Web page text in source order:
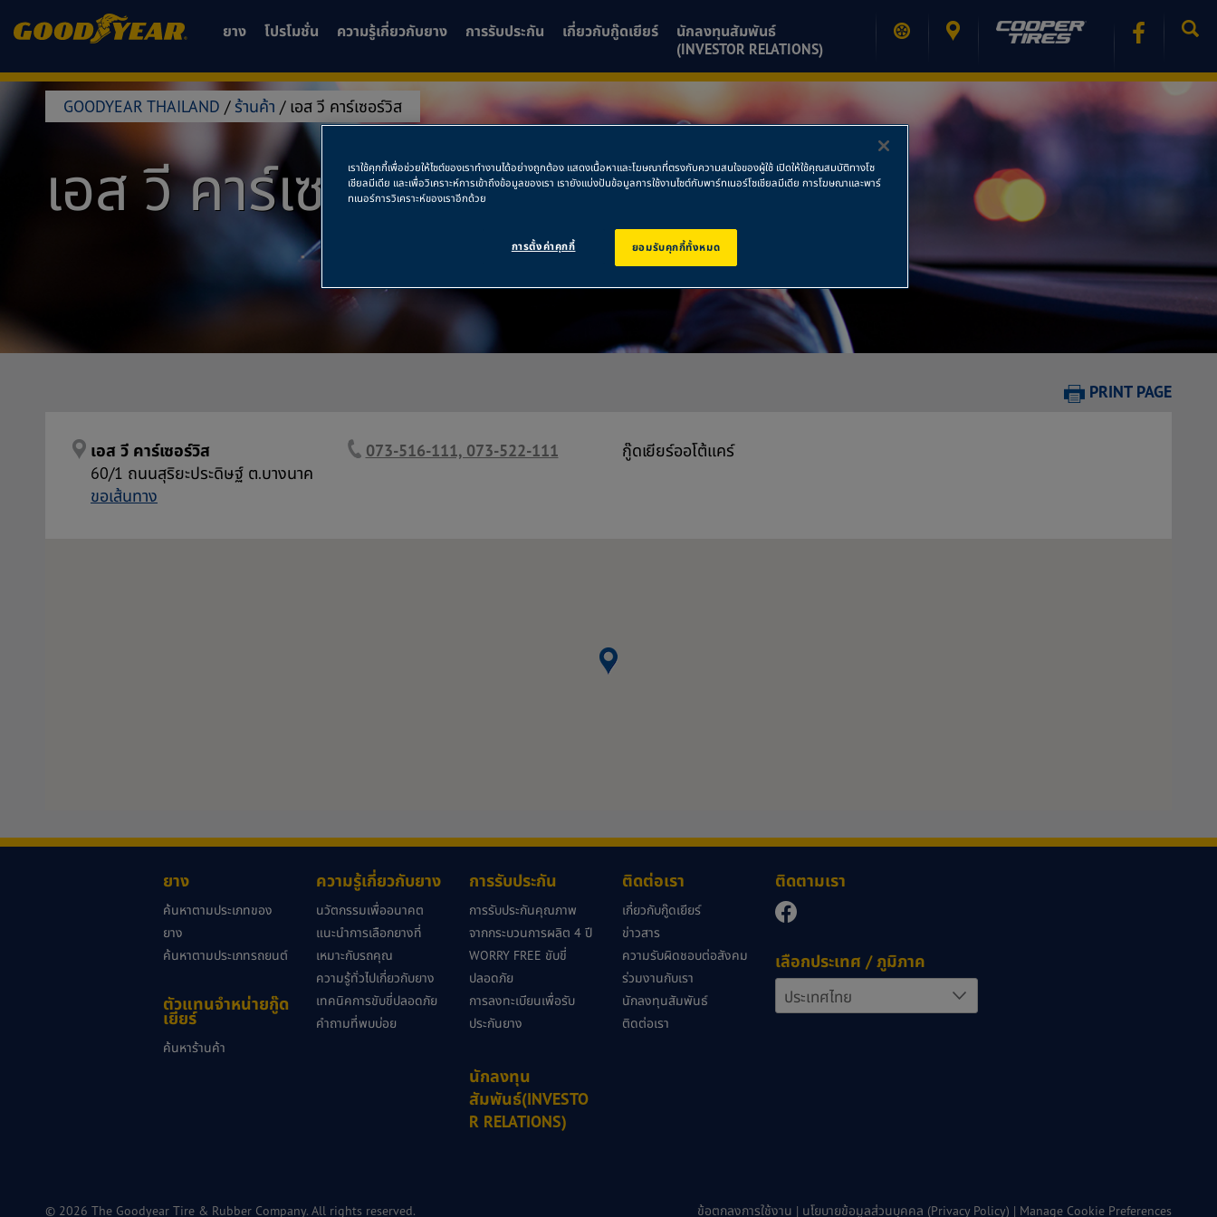
ยาง โปรโมชั่น ความรู้เกี่ยวกับยาง การรับประกัน เกี่ยวกับกู๊ดเยียร์
นักลงทุนสัมพันธ์
(INVESTOR RELATIONS)
GOODYEAR THAILAND / ร้านค้า / เอส วี คาร์เซอร์วิส
เอส วี คาร์เซอร์วิส
PRINT PAGE
เอส วี คาร์เซอร์วิส
60/1 ถนนสุริยะประดิษฐ์ ต.บางนาค
ขอเส้นทาง
073-516-111, 073-522-111 กู๊ดเยียร์ออโต้แคร์
ยาง
ค้นหาตามประเภทของ
ยาง
ค้นหาตามประเภทรถยนต์
ตัวแทนจำหน่ายกู๊ด
เยียร์
ค้นหาร้านค้า
ความรู้เกี่ยวกับยาง
นวัตกรรมเพื่ออนาคต
แนะนำการเลือกยางที่
เหมาะกับรถคุณ
ความรู้ทั่วไปเกี่ยวกับยาง
เทคนิคการขับขี่ปลอดภัย
คำถามที่พบบ่อย
การรับประกัน
การรับประกันคุณภาพ
จากกระบวนการผลิต 4 ปี
WORRY FREE ขับขี่
ปลอดภัย
การลงทะเบียนเพื่อรับ
ประกันยาง
นักลงทุน
สัมพันธ์(INVESTO
R RELATIONS)
ติดต่อเรา
เกี่ยวกับกู๊ดเยียร์
ข่าวสาร
ความรับผิดชอบต่อสังคม
ร่วมงานกับเรา
นักลงทุนสัมพันธ์
ติดต่อเรา
ติดตามเรา
เลือกประเทศ / ภูมิภาค
© 2026 The Goodyear Tire & Rubber Company. All rights reserved. ข้อตกลงการใช้งาน | นโยบายข้อมูลส่วนบุคคล (Privacy Policy) | Manage Cookie Preferences
เราใช้คุกกี้เพื่อช่วยให้ไซต์ของเราทำงานได้อย่างถูกต้อง แสดงเนื้อหาและโฆษณาที่ตรงกับความสนใจของผู้ใช้ เปิดให้ใช้คุณสมบัติทางโซ
เชียลมีเดีย และเพื่อวิเคราะห์การเข้าถึงข้อมูลของเรา เรายังแบ่งปันข้อมูลการใช้งานไซต์กับพาร์ทเนอร์โซเชียลมีเดีย การโฆษณาและพาร์
ทเนอร์การวิเคราะห์ของเราอีกด้วย
ยอมรับคุกกี้ทั้งหมด
การตั้งค่าคุกกี้